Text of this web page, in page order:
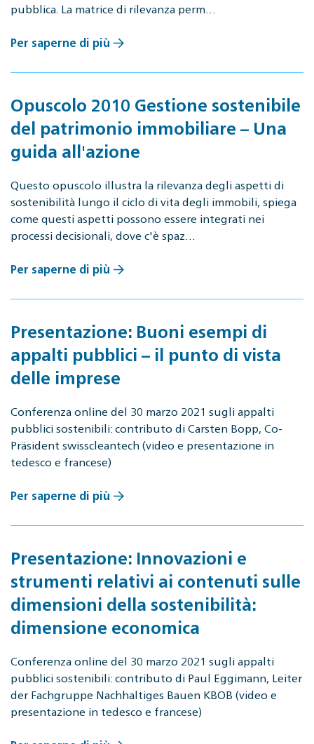
pubblica. La matrice di rilevanza perm…
Per saperne di più
Opuscolo 2010 Gestione sostenibile
del patrimonio immobiliare – Una
guida all'azione
Questo opuscolo illustra la rilevanza degli aspetti di
sostenibilità lungo il ciclo di vita degli immobili, spiega
come questi aspetti possono essere integrati nei
processi decisionali, dove c'è spaz…
Per saperne di più
Presentazione: Buoni esempi di
appalti pubblici – il punto di vista
delle imprese
Conferenza online del 30 marzo 2021 sugli appalti
pubblici sostenibili: contributo di Carsten Bopp, Co-
Präsident swisscleantech (video e presentazione in
tedesco e francese)
Per saperne di più
Presentazione: Innovazioni e
strumenti relativi ai contenuti sulle
dimensioni della sostenibilità:
dimensione economica
Conferenza online del 30 marzo 2021 sugli appalti
pubblici sostenibili: contributo di Paul Eggimann, Leiter
der Fachgruppe Nachhaltiges Bauen KBOB (video e
presentazione in tedesco e francese)